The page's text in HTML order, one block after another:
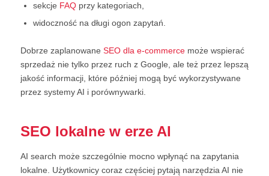
sekcje FAQprzy kategoriach,
widoczność na długi ogon zapytań.
Dobrze zaplanowane SEO dla e-commercemoże wspierać
sprzedaż nie tylko przez ruch z Google, ale też przez lepszą
jakość informacji, które później mogą być wykorzystywane
przez systemy AI i porównywarki.
SEO lokalne w erze AI
AI search może szczególnie mocno wpłynąć na zapytania
lokalne. Użytkownicy coraz częściej pytają narzędzia AI nie